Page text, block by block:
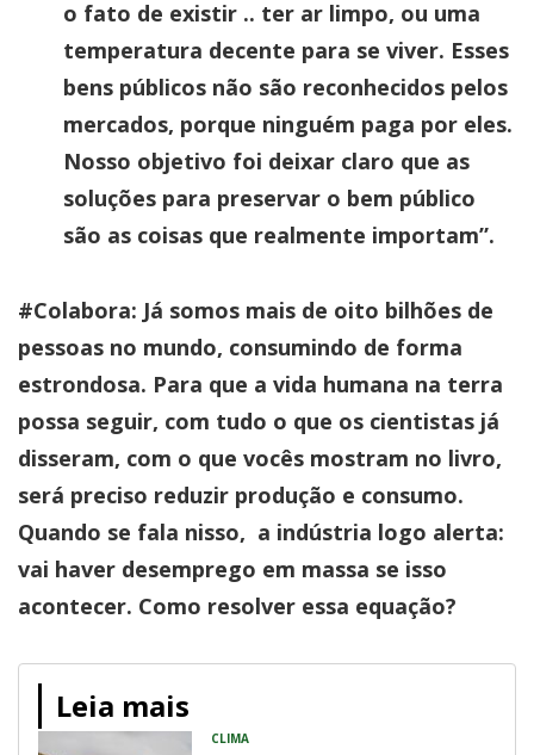
o fato de existir .. ter ar limpo, ou uma
temperatura decente para se viver. Esses
bens públicos não são reconhecidos pelos
mercados, porque ninguém paga por eles.
Nosso objetivo foi deixar claro que as
soluções para preservar o bem público
são as coisas que realmente importam”.
#Colabora: Já somos mais de oito bilhões de
pessoas no mundo, consumindo de forma
estrondosa. Para que a vida humana na terra
possa seguir, com tudo o que os cientistas já
disseram, com o que vocês mostram no livro,
será preciso reduzir produção e consumo.
Quando se fala nisso, a indústria logo alerta:
vai haver desemprego em massa se isso
acontecer. Como resolver essa equação?
Leia mais
CLIMA